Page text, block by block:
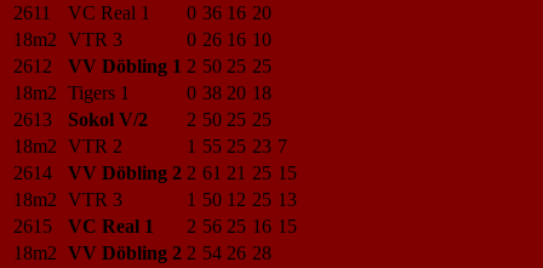
2611
VC Real 1 0 36 16 20
18m2 VTR 3 0 26 16 10
2612
VV Döbling 1 2 50 25 25
18m2 Tigers 1 0 38 20 18
2613
Sokol V/2 2 50 25 25
18m2 VTR 2 1 55 25 23 7
2614
VV Döbling 2 2 61 21 25 15
18m2 VTR 3 1 50 12 25 13
2615
VC Real 1 2 56 25 16 15
18m2 VV Döbling 2 2 54 26 28